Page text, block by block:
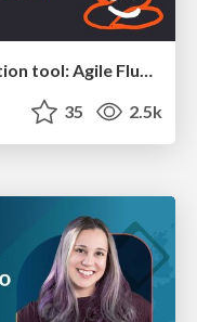
Creating an realtime collaboration tool: Agile Flush - .NET Oxford
35 2.5k